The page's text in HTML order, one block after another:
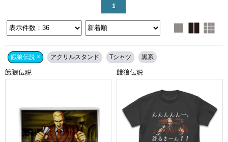
1
餓狼伝説 × アクリルスタンド Tシャツ 黒系
餓狼伝説 餓狼伝説